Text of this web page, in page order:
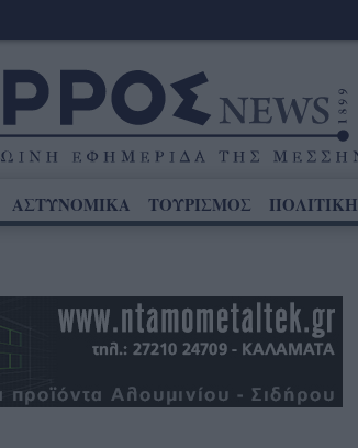
ΑΣΤΥΝΟΜΙΚΑ ΤΟΥΡΙΣΜΟΣ ΠΟΛΙΤΙΚΗ